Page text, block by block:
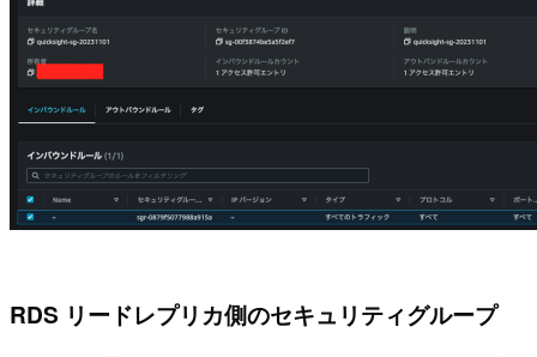
RDS リードレプリカ側のセキュリティグループ